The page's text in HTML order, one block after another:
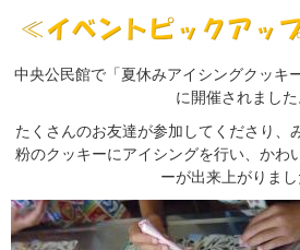
中央公民館で「夏休みアイシングクッキ
に開催されました
たくさんのお友達が参加してくださり、
粉のクッキーにアイシングを行い、かわ
ーが出来上がりまし